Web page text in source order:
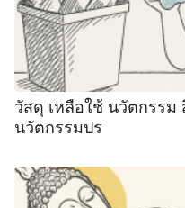
วัสดุ เหลือใช้ นวัตกรรม
นวัตกรรมปร